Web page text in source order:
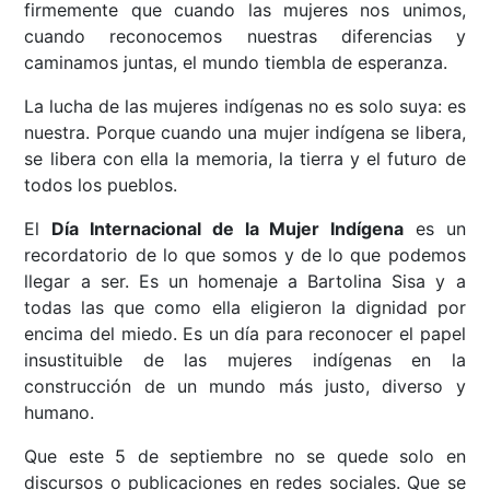
firmemente que cuando las mujeres nos unimos,
cuando reconocemos nuestras diferencias y
caminamos juntas, el mundo tiembla de esperanza.
La lucha de las mujeres indígenas no es solo suya: es
nuestra. Porque cuando una mujer indígena se libera,
se libera con ella la memoria, la tierra y el futuro de
todos los pueblos.
El Día Internacional de la Mujer Indígena es un
recordatorio de lo que somos y de lo que podemos
llegar a ser. Es un homenaje a Bartolina Sisa y a
todas las que como ella eligieron la dignidad por
encima del miedo. Es un día para reconocer el papel
insustituible de las mujeres indígenas en la
construcción de un mundo más justo, diverso y
humano.
Que este 5 de septiembre no se quede solo en
discursos o publicaciones en redes sociales. Que se